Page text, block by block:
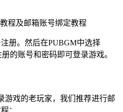
册。然后在PUBGM中选择
册的账号和密码即可登录游戏。
游戏的老玩家，我们推荐进行邮
：